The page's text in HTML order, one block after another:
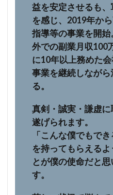
益を安定させるも
を感じ、2019年か
指導等の事業を開
外での副業月収100
に10年以上務めた
事業を継続しなが
る。
真剣・誠実・謙虚
遂げられます。
「こんな僕でもで
を持ってもらえる
とが僕の使命だと
す。